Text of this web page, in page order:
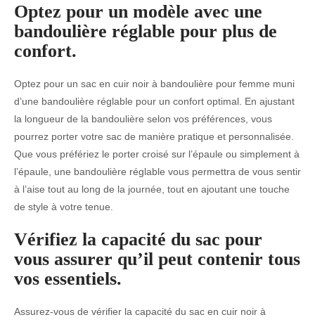
Optez pour un modèle avec une
bandoulière réglable pour plus de
confort.
Optez pour un sac en cuir noir à bandoulière pour femme muni
d’une bandoulière réglable pour un confort optimal. En ajustant
la longueur de la bandoulière selon vos préférences, vous
pourrez porter votre sac de manière pratique et personnalisée.
Que vous préfériez le porter croisé sur l’épaule ou simplement à
l’épaule, une bandoulière réglable vous permettra de vous sentir
à l’aise tout au long de la journée, tout en ajoutant une touche
de style à votre tenue.
Vérifiez la capacité du sac pour
vous assurer qu’il peut contenir tous
vos essentiels.
Assurez-vous de vérifier la capacité du sac en cuir noir à